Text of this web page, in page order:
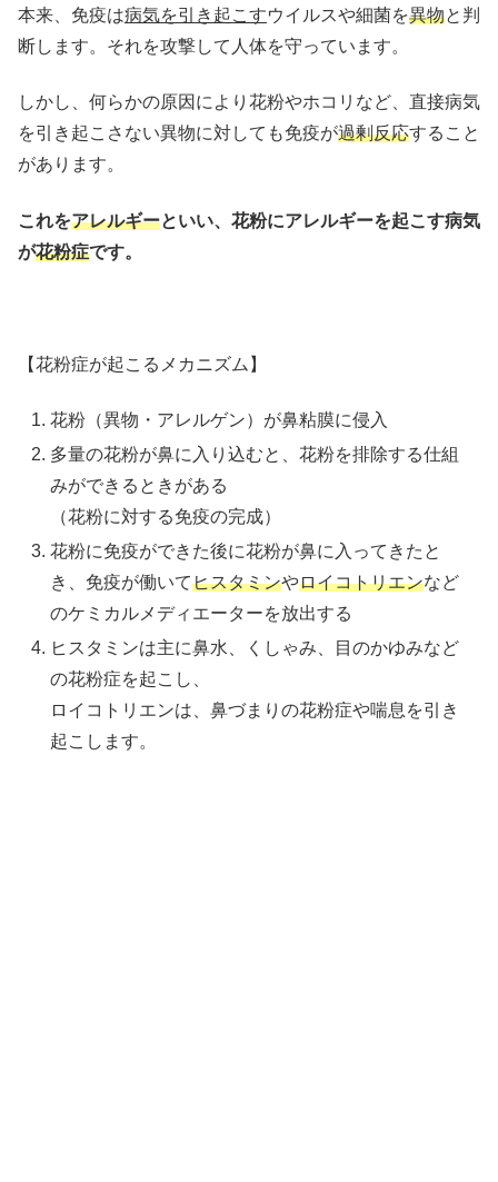
本来、免疫は病気を引き起こすウイルスや細菌を異物と判
断します。それを攻撃して人体を守っています。
しかし、何らかの原因により花粉やホコリなど、直接病気
を引き起こさない異物に対しても免疫が過剰反応すること
があります。
これをアレルギーといい、花粉にアレルギーを起こす病気
が花粉症です。
【花粉症が起こるメカニズム】
花粉（異物・アレルゲン）が鼻粘膜に侵入
多量の花粉が鼻に入り込むと、花粉を排除する仕組
みができるときがある
（花粉に対する免疫の完成）
花粉に免疫ができた後に花粉が鼻に入ってきたと
き、免疫が働いてヒスタミンやロイコトリエンなど
のケミカルメディエーターを放出する
ヒスタミンは主に鼻水、くしゃみ、目のかゆみなど
の花粉症を起こし、
ロイコトリエンは、鼻づまりの花粉症や喘息を引き
起こします。